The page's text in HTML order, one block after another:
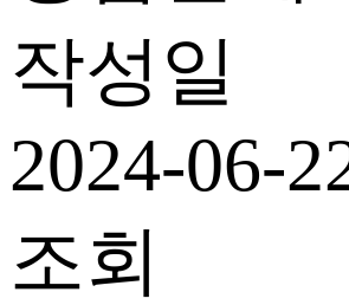
작성일
2024-06-
조회